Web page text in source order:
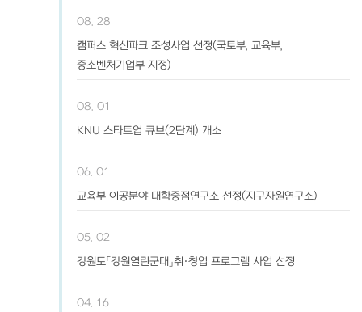
08. 28
캠퍼스 혁신파크 조성사업 선정(국토부, 교육부,
중소벤처기업부 지정)
08. 01
KNU 스타트업 큐브(2단계) 개소
06. 01
교육부 이공분야 대학중점연구소 선정(지구자원연구소)
05. 02
강원도「강원열린군대」취·창업 프로그램 사업 선정
04. 16